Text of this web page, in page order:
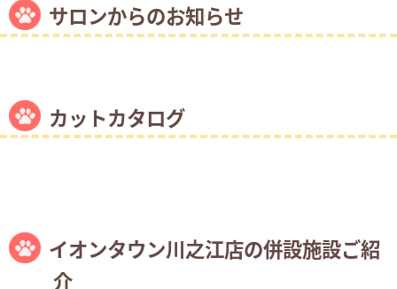
サロンからのお知らせ
カットカタログ
イオンタウン川之江店の併設施設ご紹
介